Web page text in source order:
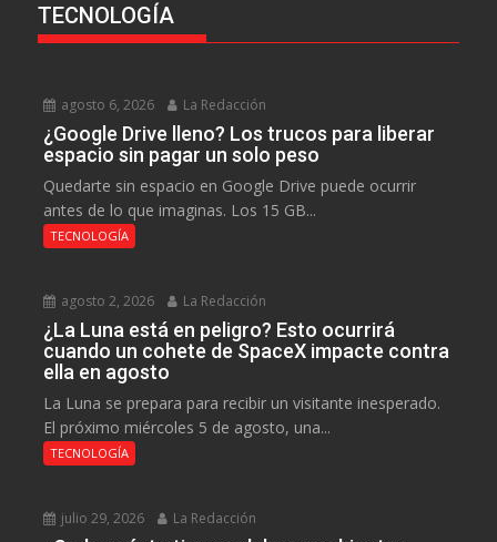
TECNOLOGÍA
agosto 6, 2026 La Redacción
¿Google Drive lleno? Los trucos para liberar
espacio sin pagar un solo peso
Quedarte sin espacio en Google Drive puede ocurrir
antes de lo que imaginas. Los 15 GB...
TECNOLOGÍA
agosto 2, 2026 La Redacción
¿La Luna está en peligro? Esto ocurrirá
cuando un cohete de SpaceX impacte contra
ella en agosto
La Luna se prepara para recibir un visitante inesperado.
El próximo miércoles 5 de agosto, una...
TECNOLOGÍA
julio 29, 2026 La Redacción